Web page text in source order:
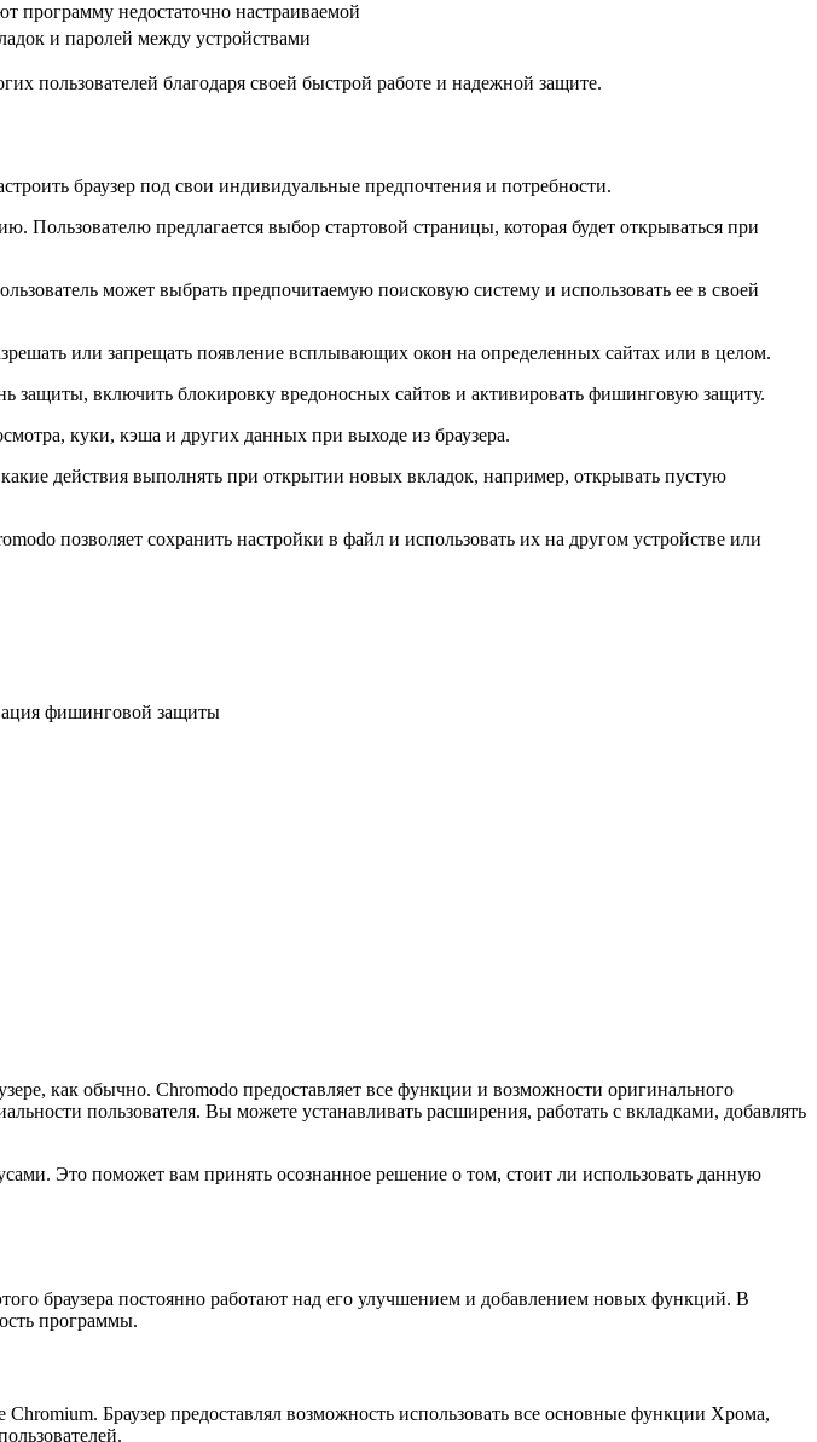
программу недостаточно настраиваемой
и паролей между устройствами
пользователей благодаря своей быстрой работе и надежной защите.
браузер под свои индивидуальные предпочтения и потребности.
предлагается выбор стартовой страницы, которая будет открываться при
может выбрать предпочитаемую поисковую систему и использовать ее в своей
или запрещать появление всплывающих окон на определенных сайтах или в целом.
защиты, включить блокировку вредоносных сайтов и активировать фишинговую защиту.
куки, кэша и других данных при выходе из браузера.
действия выполнять при открытии новых вкладок, например, открывать пустую
позволяет сохранить настройки в файл и использовать их на другом устройстве или
фишинговой защиты
как обычно. Chromodo предоставляет все функции и возможности оригинального
пользователя. Вы можете устанавливать расширения, работать с вкладками, добавлять
Это поможет вам принять осознанное решение о том, стоит ли использовать данную
браузера постоянно работают над его улучшением и добавлением новых функций. В
программы.
Браузер предоставлял возможность использовать все основные функции Хрома,